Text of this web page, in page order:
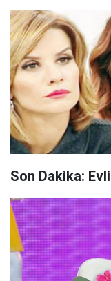
Son Dakika: